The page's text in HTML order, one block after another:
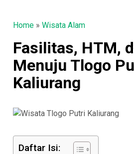
Home »Wisata Alam
Fasilitas, HTM,
Menuju Tlogo
Kaliurang
Daftar Isi: